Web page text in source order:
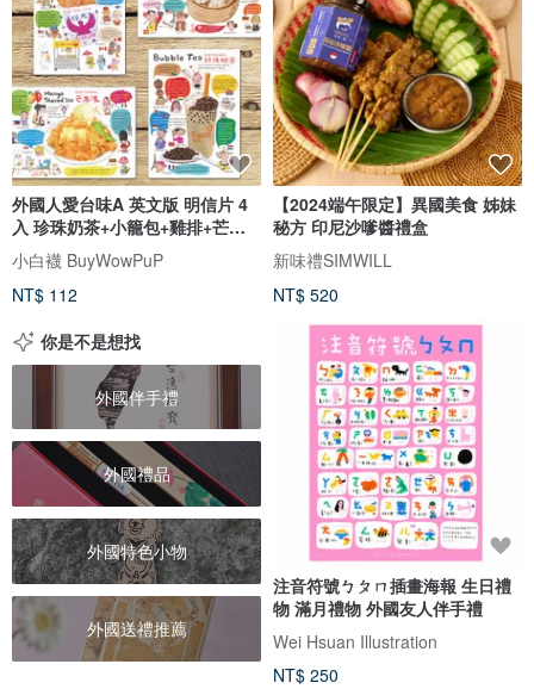
外國人愛台味A 英文版 明信片 4
入 珍珠奶茶+小籠包+雞排+芒果
冰
小白襪 BuyWowPuP
NT$ 112
【2024端午限定】異國美食 姊妹
秘方 印尼沙嗲醬禮盒
新味禮SIMWILL
NT$ 520
你是不是想找
外國伴手禮
外國禮品
外國特色小物
外國送禮推薦
注音符號ㄅㄆㄇ插畫海報 生日禮
物 滿月禮物 外國友人伴手禮
Wei Hsuan Illustration
NT$ 250